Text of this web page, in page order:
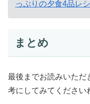
っぷりの夕食4品レ
まとめ
最後までお読みいただ
考にしてみてください